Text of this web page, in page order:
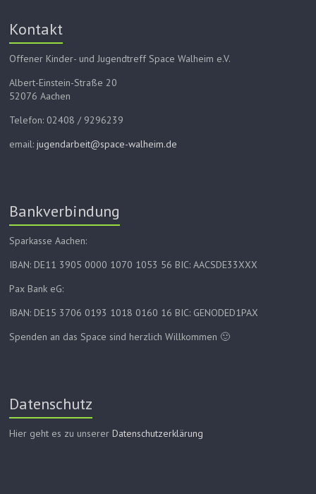
Kontakt
Offener Kinder- und Jugendtreff Space Walheim e.V.
Albert-Einstein-Straße 20
52076 Aachen
Telefon: 02408 / 9296239
email:jugendarbeit@space-walheim.de
Bankverbindung
Sparkasse Aachen:
IBAN: DE11 3905 0000 1070 1053 56 BIC: AACSDE33XXX
Pax Bank eG:
IBAN: DE15 3706 0193 1018 0160 16 BIC: GENODED1PAX
Spenden an das Space sind herzlich Willkommen 🙂
Datenschutz
Hier geht es zu unsererDatenschutzerklärung